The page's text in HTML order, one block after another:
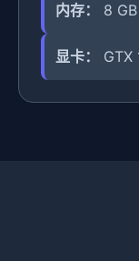
内存： 8
显卡： GTX